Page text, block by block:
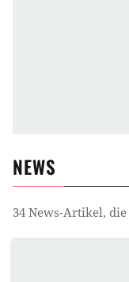
NEWS
34 News-Artikel, die